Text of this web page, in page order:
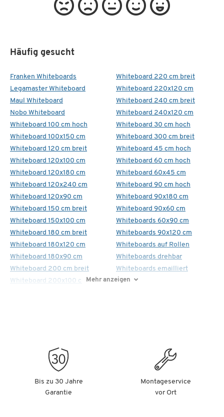
Häufig gesucht
Franken Whiteboards
Legamaster Whiteboard
Maul Whiteboard
Nobo Whiteboard
Whiteboard 100 cm hoch
Whiteboard 100x150 cm
Whiteboard 120 cm breit
Whiteboard 120x100 cm
Whiteboard 120x180 cm
Whiteboard 120x240 cm
Whiteboard 120x90 cm
Whiteboard 150 cm breit
Whiteboard 150x100 cm
Whiteboard 180 cm breit
Whiteboard 180x120 cm
Whiteboard 180x90 cm
Whiteboard 200 cm breit
Whiteboard 200x100 cm
Whiteboard 220 cm breit
Whiteboard 220x120 cm
Whiteboard 240 cm breit
Whiteboard 240x120 cm
Whiteboard 30 cm hoch
Whiteboard 300 cm breit
Whiteboard 45 cm hoch
Whiteboard 60 cm hoch
Whiteboard 60x45 cm
Whiteboard 90 cm hoch
Whiteboard 90x180 cm
Whiteboard 90x60 cm
Whiteboards 60x90 cm
Whiteboards 90x120 cm
Whiteboards auf Rollen
Whiteboards drehbar
Whiteboards emailliert
Mehr anzeigen
Bis zu 30 Jahre
Garantie
Montageservice
vor Ort